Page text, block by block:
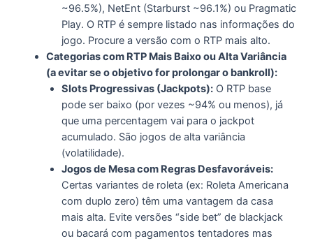
~96.5%), NetEnt (Starburst ~96.1%) ou Pragmatic
Play. O RTP é sempre listado nas informações do
jogo. Procure a versão com o RTP mais alto.
Categorias com RTP Mais Baixo ou Alta Variância
(a evitar se o objetivo for prolongar o bankroll):
Slots Progressivas (Jackpots): O RTP base
pode ser baixo (por vezes ~94% ou menos), já
que uma percentagem vai para o jackpot
acumulado. São jogos de alta variância
(volatilidade).
Jogos de Mesa com Regras Desfavoráveis:
Certas variantes de roleta (ex: Roleta Americana
com duplo zero) têm uma vantagem da casa
mais alta. Evite versões “side bet” de blackjack
ou bacará com pagamentos tentadores mas